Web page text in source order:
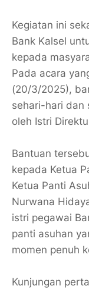
Kegiatan ini
Bank Kalsel
kepada
Pada acara
(20/3/2025),
sehari-hari dan
oleh Istri
Bantuan
kepada Ketua
Ketua Panti
Nurwana
istri pegawai
panti asuhan
momen penuh
Kunjungan